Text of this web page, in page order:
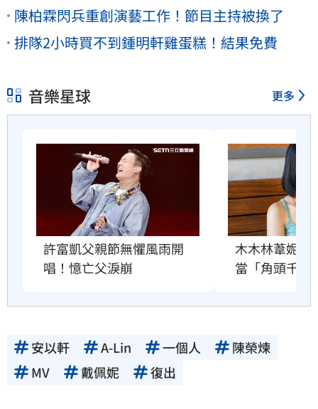
陳柏霖閃兵重創演藝工作！節目主持被換了
排隊2小時買不到鍾明軒雞蛋糕！結果免費
音樂星球 更多
許富凱父親節無懼風雨開
唱！憶亡父淚崩
木木林葦妮26
當「角頭千金
安以軒 A-Lin 一個人
陳榮煉
MV
戴佩妮 復出